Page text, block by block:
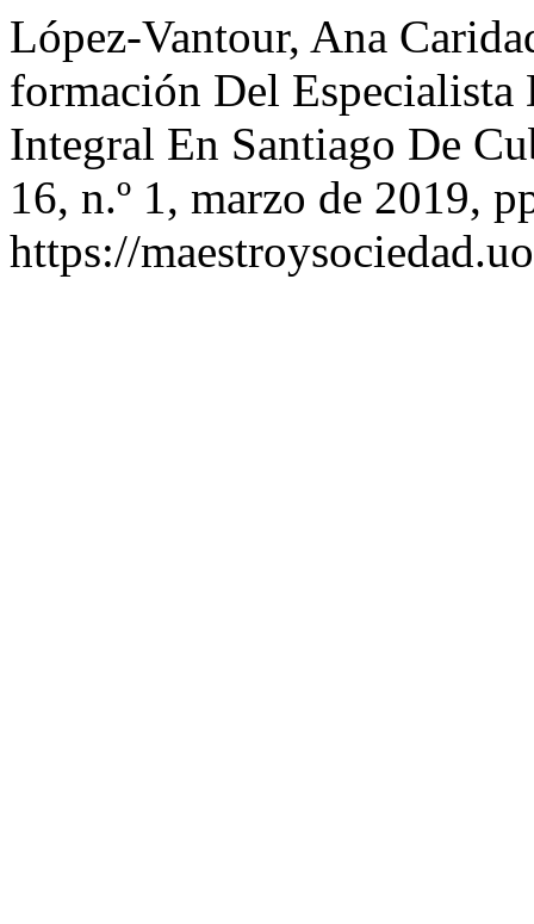
López-Vantour, Ana
formación Del Especialista
Integral En Santiago De
16, n.º 1, marzo de 2019,
https://